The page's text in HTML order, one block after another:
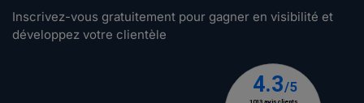
Inscrivez-vous gratuitement pour gagner en visibilité et
développez votre clientèle